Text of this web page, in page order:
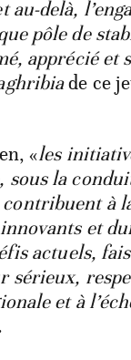
au-delà,
pôle de
apprécié et
de ce
«les
sous la
à
et
actuels,
sérieux,
et à